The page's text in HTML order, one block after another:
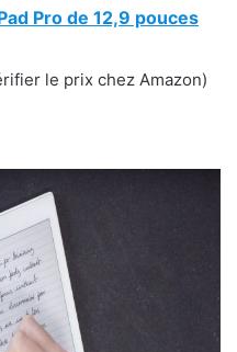
Pro de 12,9 pouces
le prix chez Amazon)